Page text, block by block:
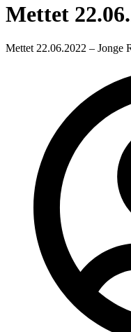
Mettet
Mettet 22.06.2022 – Jonge